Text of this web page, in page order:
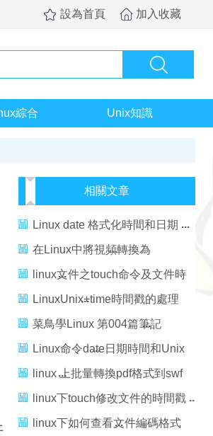
設為首頁 加入收藏
綜合 Unix知識
相關文章
Linux date 格式化時間和日期
在Linux中將視頻轉換為
PocketPC格式
linux文件之touch命令及文件時
間戳
LinuxUnix+time時間戳的處理
轉換函數
菜鳥學Linux 第004篇筆記
Linux時間和幫助命令
Linux命令date日期時間和Unix
時間戳互轉
linux 上批量轉換pdf格式到swf
腳本
linux下touch修改文件的時間戳
linux下如何查看文件編碼格式